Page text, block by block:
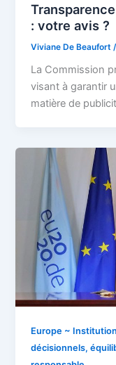
: votre avis ?
Viviane De Beaufort
La Commission
visant à garantir
matière de
Europe ~
décisionnels,